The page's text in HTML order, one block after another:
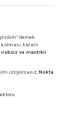
demek
olması, kararlı
risksiz ve mantıklı
istiyorsanız,Nokta